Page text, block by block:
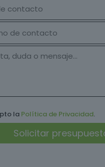
la Política de Privacidad.